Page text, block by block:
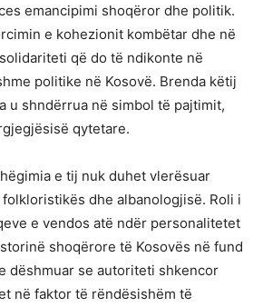
emancipimi shoqëror dhe politik.
e kohezionit kombëtar dhe në
që do të ndikonte në
politike në Kosovë. Brenda këtij
u shndërrua në simbol të pajtimit,
qytetare.
e tij nuk duhet vlerësuar
dhe albanologjisë. Roli i
e vendos atë ndër personalitetet
shoqërore të Kosovës në fund
dëshmuar se autoriteti shkencor
në faktor të rëndësishëm të